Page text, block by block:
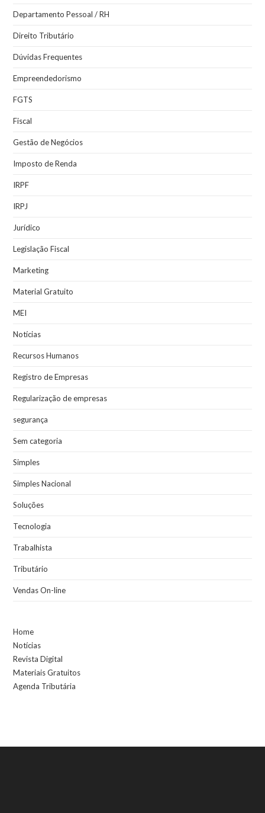
Departamento Pessoal / RH
Direito Tributário
Dúvidas Frequentes
Empreendedorismo
FGTS
Fiscal
Gestão de Negócios
Imposto de Renda
IRPF
IRPJ
Jurídico
Legislação Fiscal
Marketing
Material Gratuito
MEI
Notícias
Recursos Humanos
Registro de Empresas
Regularização de empresas
segurança
Sem categoria
Simples
Simples Nacional
Soluções
Tecnologia
Trabalhista
Tributário
Vendas On-line
Home
Notícias
Revista Digital
Materiais Gratuitos
Agenda Tributária